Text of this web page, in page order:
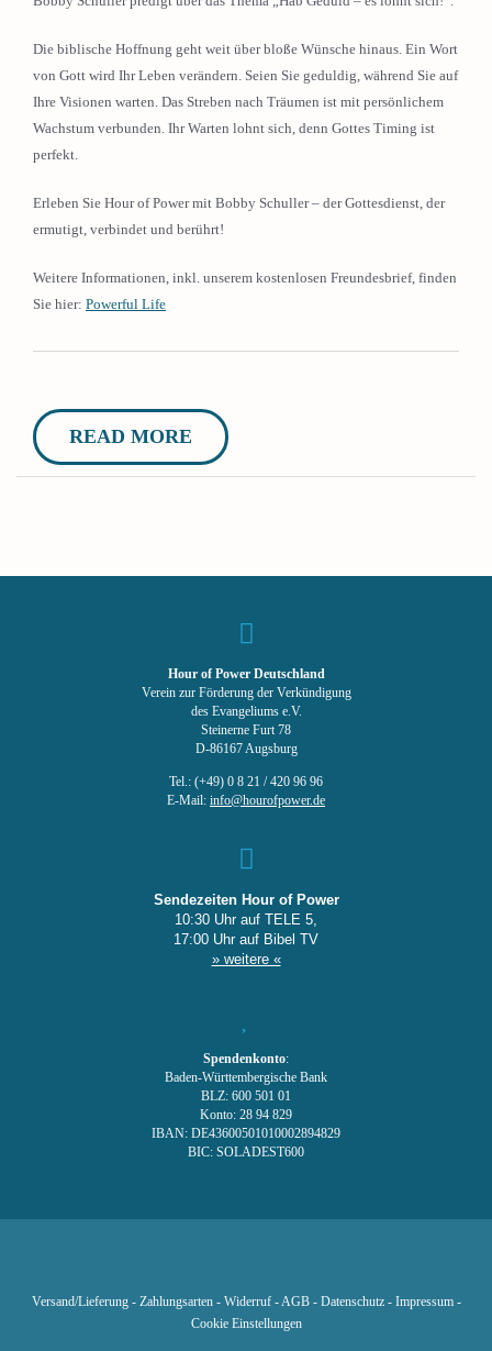
Die biblische Hoffnung geht weit über bloße Wünsche hinaus. Ein Wort
von Gott wird Ihr Leben verändern. Seien Sie geduldig, während Sie auf
Ihre Visionen warten. Das Streben nach Träumen ist mit persönlichem
Wachstum verbunden. Ihr Warten lohnt sich, denn Gottes Timing ist
perfekt.
Erleben Sie Hour of Power mit Bobby Schuller – der Gottesdienst, der
ermutigt, verbindet und berührt!
Weitere Informationen, inkl. unserem kostenlosen Freundesbrief, finden
Sie hier: Powerful Life
READ MORE
Hour of Power Deutschland
Verein zur Förderung der Verkündigung
des Evangeliums e.V.
Steinerne Furt 78
D-86167 Augsburg
Tel.: (+49) 0 8 21 / 420 96 96
E-Mail: info@hourofpower.de
Sendezeiten Hour of Power
10:30 Uhr auf TELE 5,
17:00 Uhr auf Bibel TV
» weitere «
Spendenkonto:
Baden-Württembergische Bank
BLZ: 600 501 01
Konto: 28 94 829
IBAN: DE43600501010002894829
BIC: SOLADEST600
Versand/Lieferung- Zahlungsarten- Widerruf-AGB- Datenschutz- Impressum-
Cookie Einstellungen